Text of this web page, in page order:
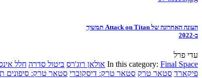
העונה האחרונה של Attack on Titan תמשיך
ב-2022
עדי פרל
In this category: Final Space אולאן רוג'רס ביטול סדרה חלל
פיקארד סטאר טרק סטאר טרק: דיסקוברי סטאר טרק: סיפונים